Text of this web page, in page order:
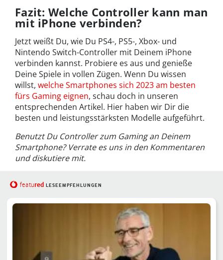
Fazit: Welche Controller kann man
mit iPhone verbinden?
Jetzt weißt Du, wie Du PS4-, PS5-, Xbox- und
Nintendo Switch-Controller mit Deinem iPhone
verbinden kannst. Probiere es aus und genieße
Deine Spiele in vollen Zügen. Wenn Du wissen
willst, welche Smartphones sich 2023 am besten
fürs Gaming eignen, schau doch in unseren
entsprechenden Artikel. Hier haben wir Dir die
besten und leistungsstärksten Modelle aufgeführt.
Benutzt Du Controller zum Gaming an Deinem
Smartphone? Verrate es uns in den Kommentaren
und diskutiere mit.
featured LESEEMPFEHLUNGEN